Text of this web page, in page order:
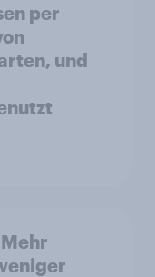
per
und